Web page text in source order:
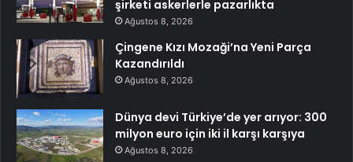
şirketi askerlerle pazarlıkta
Ağustos 8, 2026
Çingene Kızı Mozaği’na Yeni Parça
Kazandırıldı
Ağustos 8, 2026
Dünya devi Türkiye’de yer arıyor: 300
milyon euro için iki il karşı karşıya
Ağustos 8, 2026